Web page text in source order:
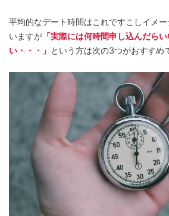
平均的なデート時間はこれですこしイメ
いますが 「実際には何時間申し込んだら
い・・・」 という方は次の3つがおすすめ